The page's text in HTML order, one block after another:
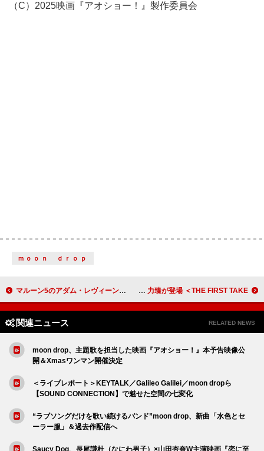
（C）2025映画『アオショー！』製作委員会
ｍｏｏｎ ｄｒｏｐ
マルーン5のアダム・レヴィーン、娘たちとオリヴィア・ロドリゴのライブに参戦し“圧倒”されたと語る 香港でプロ16名の中から選ばれたアーティスト・Lagchun 力臻が登場 ＜THE FIRST TAKE＞
関連ニュース RELATED NEWS
moon drop、主題歌を担当した映画『アオショー！』本予告映像公
開＆Xmasワンマン開催決定
＜ライブレポート＞KEYTALK／Galileo Galilei／moon dropら
【SOUND CONNECTION】で魅せた空間の七変化
“ラブソングだけを歌い続けるバンド”moon drop、新曲「水色とセ
ーラー服」＆過去作配信へ
Saucy Dog、長尾謙杜（なにわ男子）×山田杏奈W主演映画『恋に至